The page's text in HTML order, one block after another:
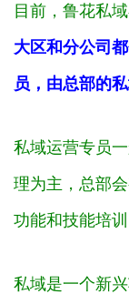
目前，鲁花私
大区和分公司
员，由总部的
私域运营专员
理为主，总部
功能和技能培
私域是一个新